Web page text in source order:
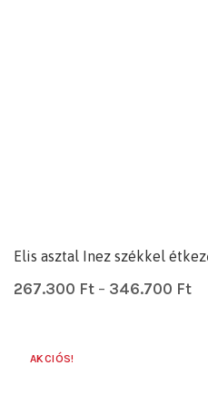
Elis asztal Inez székkel
267.300 Ft – 346.700 Ft
AKCIÓS!